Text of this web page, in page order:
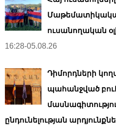
ուսանողական
16:28-05.08.26
Դիմորդների
պահանջված
ընդունելության